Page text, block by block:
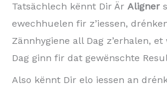
Tatsächlech kënnt Dir Är Aligner
ewechhuelen fir z’iessen,
Zännhygiene all Dag z’erhalen,
Dag ginn fir dat gewënschte
Also kënnt Dir elo iessen an